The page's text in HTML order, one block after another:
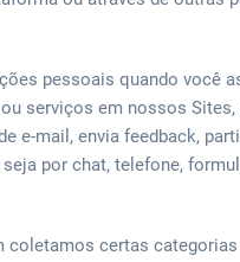
pessoais quando você
serviços em nossos
e-mail, envia feedback,
por chat, telefone,
coletamos certas